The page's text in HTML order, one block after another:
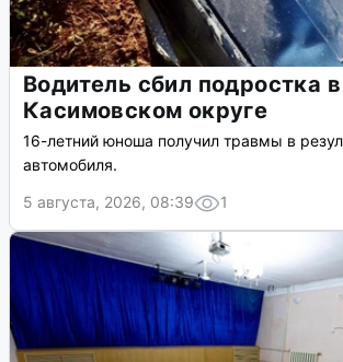
Водитель сбил подростка в
Касимовском округе
16-летний юноша получил травмы в
автомобиля.
5 августа, 2026, 08:39
1